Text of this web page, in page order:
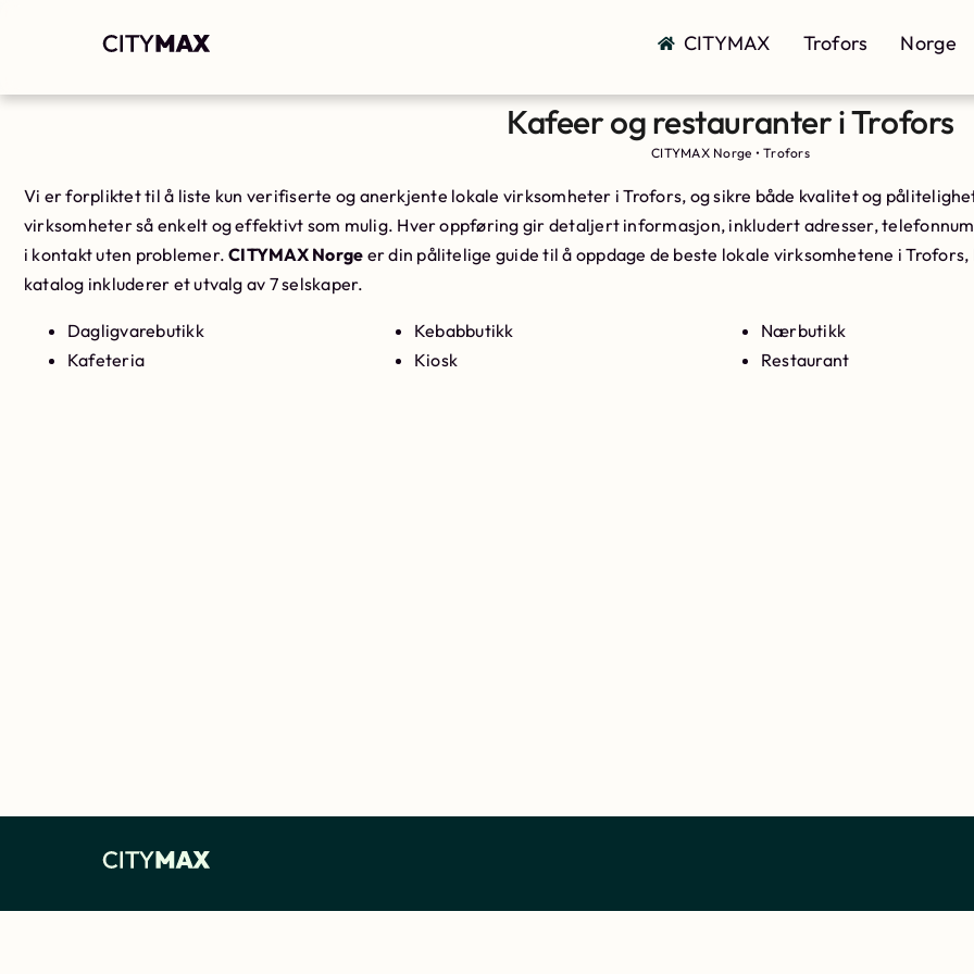
CITYMAX Trofors Norge
Kafeer og restauranter i Trofors
CITYMAX Norge •Trofors
Vi er forpliktet til å liste kun verifiserte og anerkjente lokale virksomheter i Trofors, og sikre både kvalitet og
virksomheter så enkelt og effektivt som mulig. Hver oppføring gir detaljert informasjon, inkludert adresser,
i kontakt uten problemer.CITYMAX Norge er din pålitelige guide til å oppdage de beste lokale virksomhetene i
katalog inkluderer et utvalg av 7 selskaper.
Dagligvarebutikk
Kafeteria
Kebabbutikk
Kiosk
Nærbutikk
Restaurant